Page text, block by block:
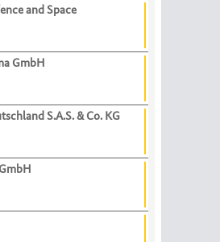
and Space
GmbH
S.A.S. & Co. KG